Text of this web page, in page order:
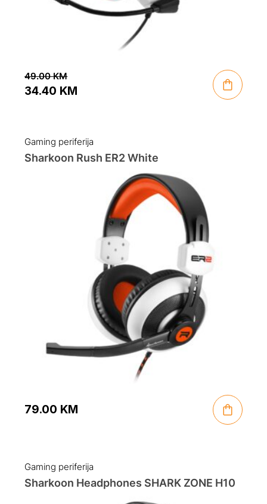
49.00KM
was:
49.00 KM.
34.40 KM
is:
34.40 KM.
Gaming periferija
Sharkoon Rush ER2 White
79.00 KM
Gaming periferija
Sharkoon Headphones SHARK ZONE H10